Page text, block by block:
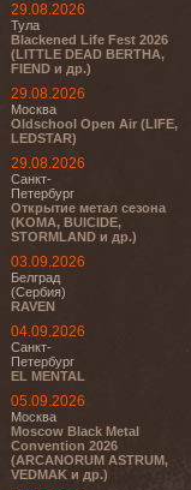
29.08.2026
Тула
Blackened Life Fest 2026
(LITTLE DEAD BERTHA,
FIEND и др.)
29.08.2026
Москва
Oldschool Open Air (LIFE,
LEDSTAR)
29.08.2026
Санкт-
Петербург
Открытие метал сезона
(KOMA, BUICIDE,
STORMLAND и др.)
03.09.2026
Белград
(Сербия)
RAVEN
04.09.2026
Санкт-
Петербург
EL MENTAL
05.09.2026
Москва
Moscow Black Metal
Convention 2026
(ARCANORUM ASTRUM,
VEDMAK и др.)